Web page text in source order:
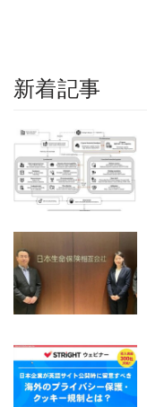
新着記事